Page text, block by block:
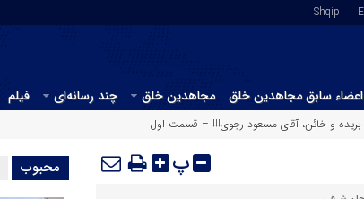
Shqip
اعضاء سابق مجاهدین خلق مجاهدین خلق چند رسانه‌ای فیلم
بریده و خائن، آقای مسعود رجوی!!! – قسمت اول
پ محبوب